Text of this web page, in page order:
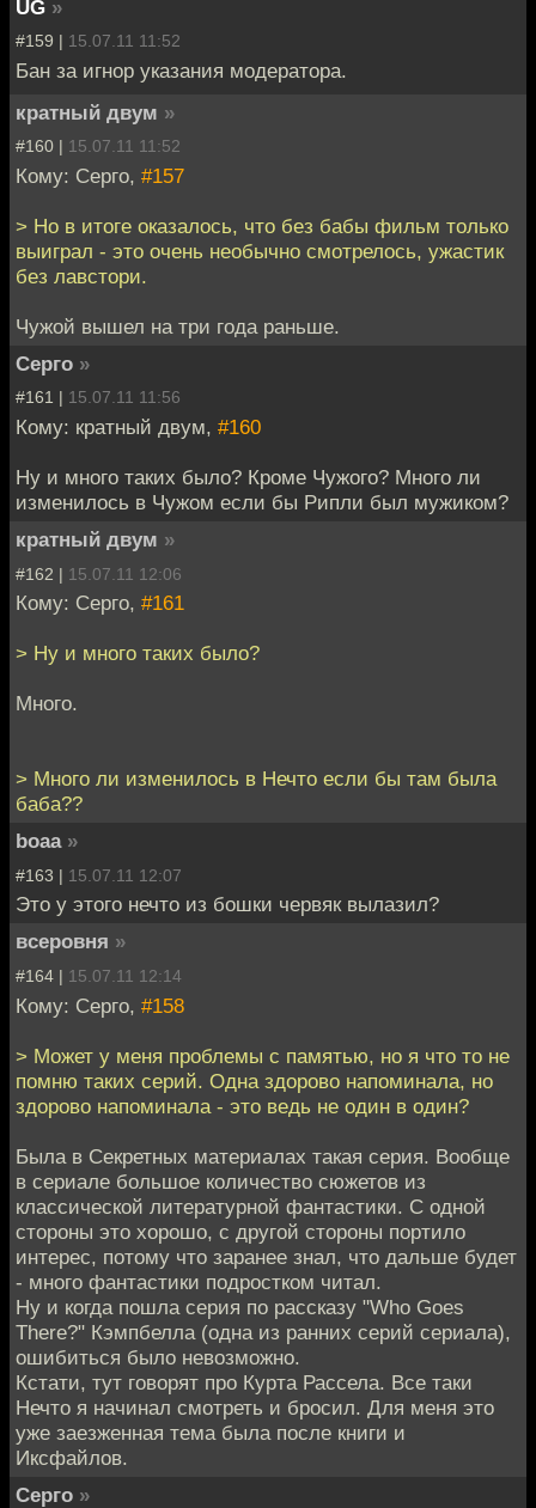
UG »
#159 | 15.07.11 11:52
Бан за игнор указания модератора.
кратный двум »
#160 | 15.07.11 11:52
Кому: Серго, #157
> Но в итоге оказалось, что без бабы фильм только
выиграл - это очень необычно смотрелось, ужастик
без лавстори.
Чужой вышел на три года раньше.
Серго »
#161 | 15.07.11 11:56
Кому: кратный двум, #160
Ну и много таких было? Кроме Чужого? Много ли
изменилось в Чужом если бы Рипли был мужиком?
кратный двум »
#162 | 15.07.11 12:06
Кому: Серго, #161
> Ну и много таких было?
Много.
> Много ли изменилось в Нечто если бы там была
баба??
boaa »
#163 | 15.07.11 12:07
Это у этого нечто из бошки червяк вылазил?
всеровня »
#164 | 15.07.11 12:14
Кому: Серго, #158
> Может у меня проблемы с памятью, но я что то не
помню таких серий. Одна здорово напоминала, но
здорово напоминала - это ведь не один в один?
Была в Секретных материалах такая серия. Вообще
в сериале большое количество сюжетов из
классической литературной фантастики. С одной
стороны это хорошо, с другой стороны портило
интерес, потому что заранее знал, что дальше будет
- много фантастики подростком читал.
Ну и когда пошла серия по рассказу "Who Goes
There?" Кэмпбелла (одна из ранних серий сериала),
ошибиться было невозможно.
Кстати, тут говорят про Курта Рассела. Все таки
Нечто я начинал смотреть и бросил. Для меня это
уже заезженная тема была после книги и
Иксфайлов.
Серго »